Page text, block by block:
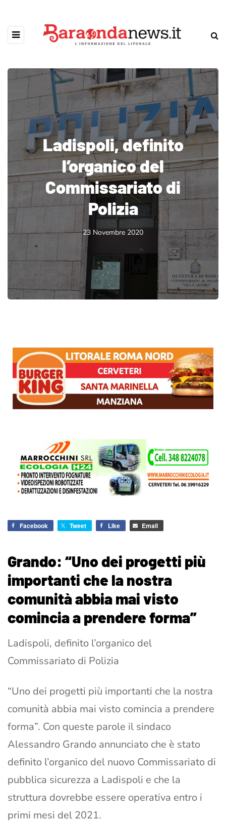
Ladispoli, definito
l’organico del
Commissariato di
Polizia
23 Novembre 2020
Facebook Tweet Like Email
Grando: “Uno dei progetti più
importanti che la nostra
comunità abbia mai visto
comincia a prendere forma”
Ladispoli, definito l’organico del
Commissariato di Polizia
“Uno dei progetti più importanti che la nostra
comunità abbia mai visto comincia a prendere
forma”. Con queste parole il sindaco
Alessandro Grando annunciato che è stato
definito l’organico del nuovo Commissariato di
pubblica sicurezza a Ladispoli e che la
struttura dovrebbe essere operativa entro i
primi mesi del 2021.